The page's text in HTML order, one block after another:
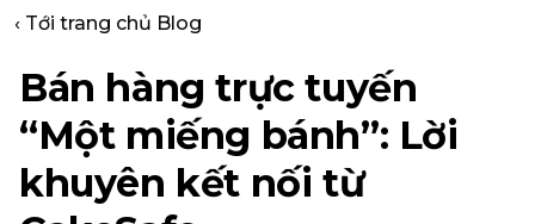
‹ Tới trang chủ Blog
Bán hàng trực tuyến
“Một miếng bánh”: Lời
khuyên kết nối từ